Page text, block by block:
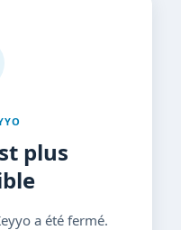
plus
a été fermé.